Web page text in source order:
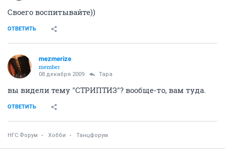
Своего воспитывайте))
ОТВЕТИТЬ
mezmerize
member
08 декабря 2009 Тара
вы видели тему "СТРИПТИЗ"? вообще-то, вам туда.
ОТВЕТИТЬ
НГС.Форум Хобби Танцфорум